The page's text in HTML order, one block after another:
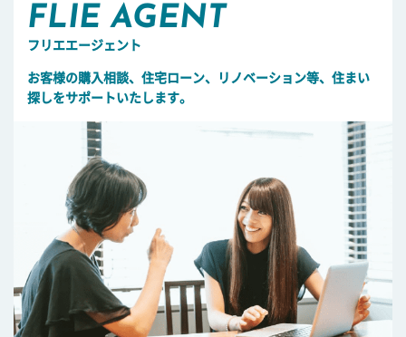
FLIE AGENT
フリエエージェント
お客様の購入相談、住宅ローン、リノベーション等、住まい
探しをサポートいたします。